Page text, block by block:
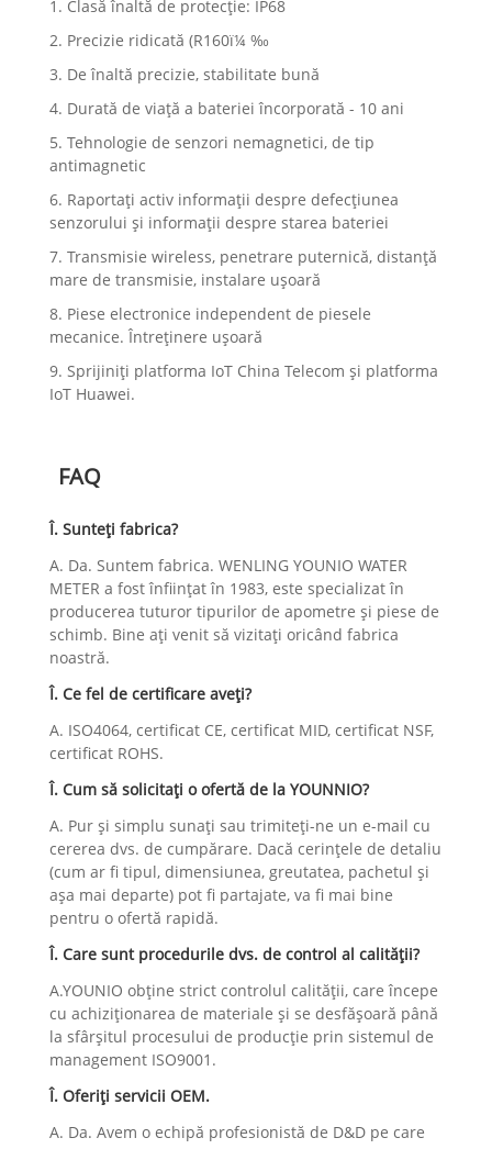
1. Clasă înaltă de protecție: IP68
2. Precizie ridicată (R160ï¼ ‰
3. De înaltă precizie, stabilitate bună
4. Durată de viață a bateriei încorporată - 10 ani
5. Tehnologie de senzori nemagnetici, de tip
antimagnetic
6. Raportați activ informații despre defecțiunea
senzorului și informații despre starea bateriei
7. Transmisie wireless, penetrare puternică, distanță
mare de transmisie, instalare ușoară
8. Piese electronice independent de piesele
mecanice. Întreținere ușoară
9. Sprijiniți platforma IoT China Telecom și platforma
IoT Huawei.
FAQ
Î. Sunteți fabrica?
A. Da. Suntem fabrica. WENLING YOUNIO WATER
METER a fost înființat în 1983, este specializat în
producerea tuturor tipurilor de apometre și piese de
schimb. Bine ați venit să vizitați oricând fabrica
noastră.
Î. Ce fel de certificare aveți?
A. ISO4064, certificat CE, certificat MID, certificat NSF,
certificat ROHS.
Î. Cum să solicitați o ofertă de la YOUNNIO?
A. Pur și simplu sunați sau trimiteți-ne un e-mail cu
cererea dvs. de cumpărare. Dacă cerințele de detaliu
(cum ar fi tipul, dimensiunea, greutatea, pachetul și
așa mai departe) pot fi partajate, va fi mai bine
pentru o ofertă rapidă.
Î. Care sunt procedurile dvs. de control al calității?
A.YOUNIO obține strict controlul calității, care începe
cu achiziționarea de materiale și se desfășoară până
la sfârșitul procesului de producție prin sistemul de
management ISO9001.
Î. Oferiți servicii OEM.
A. Da. Avem o echipă profesionistă de D&D pe care